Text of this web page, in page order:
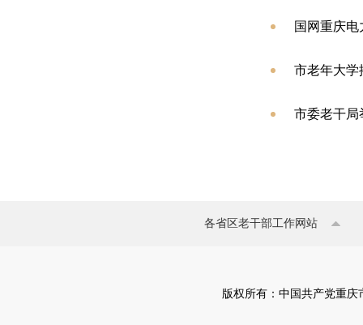
国网重庆
市老年大学
市委老干局
各省区老干部工作网站
版权所有：中国共产党重庆